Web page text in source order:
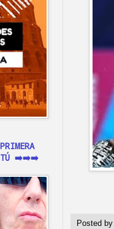
Posted
TÚ ➡️➡️➡️